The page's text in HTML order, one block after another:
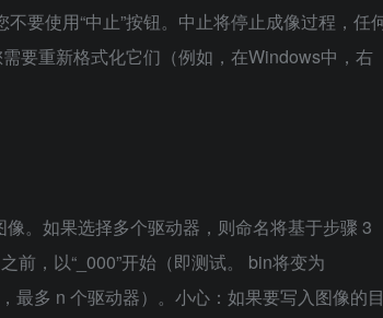
要使用“中止”按钮。中止将停止成像过程，任
要重新格式化它们（例如，在Windows中，右
。如果选择多个驱动器，则命名将基于步骤 3
前，以“_000”开始（即测试。 bin将变为
多 n 个驱动器）。小心：如果要写入图像的